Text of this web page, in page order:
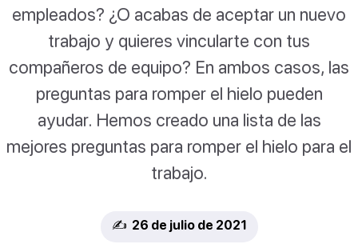
empleados? ¿O acabas de aceptar un nuevo
trabajo y quieres vincularte con tus
compañeros de equipo? En ambos casos, las
preguntas para romper el hielo pueden
ayudar. Hemos creado una lista de las
mejores preguntas para romper el hielo para el
trabajo.
✍️ 26 de julio de 2021